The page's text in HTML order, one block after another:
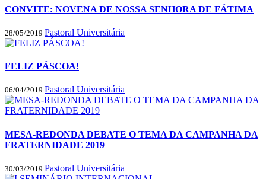
CONVITE: NOVENA DE NOSSA SENHORA DE FÁTIMA
28/05/2019 Pastoral Universitária
FELIZ PÁSCOA!
06/04/2019 Pastoral Universitária
MESA-REDONDA DEBATE O TEMA DA CAMPANHA DA
FRATERNIDADE 2019
30/03/2019 Pastoral Universitária